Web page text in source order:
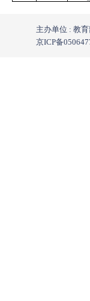
主办单位 : 教
京ICP备